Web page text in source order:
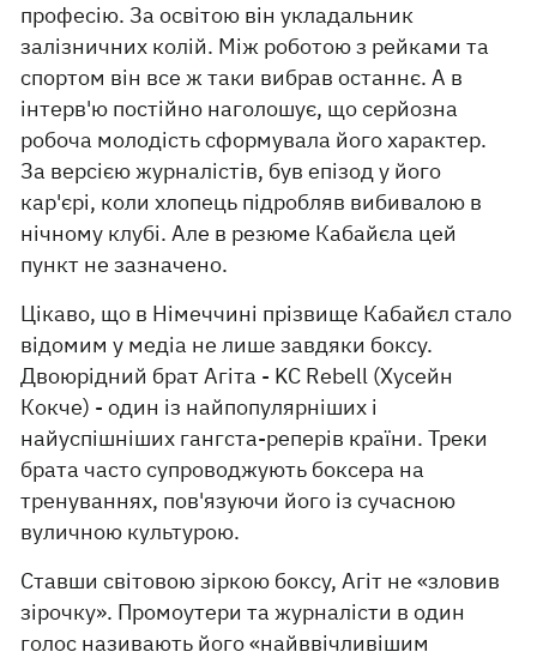
професію. За освітою він укладальник
залізничних колій. Між роботою з рейками та
спортом він все ж таки вибрав останнє. А в
інтерв'ю постійно наголошує, що серйозна
робоча молодість сформувала його характер.
За версією журналістів, був епізод у його
кар'єрі, коли хлопець підробляв вибивалою в
нічному клубі. Але в резюме Кабайєла цей
пункт не зазначено.
Цікаво, що в Німеччині прізвище Кабайєл стало
відомим у медіа не лише завдяки боксу.
Двоюрідний брат Агіта - KC Rebell (Хусейн
Кокче) - один із найпопулярніших і
найуспішніших гангста-реперів країни. Треки
брата часто супроводжують боксера на
тренуваннях, пов'язуючи його із сучасною
вуличною культурою.
Ставши світовою зіркою боксу, Агіт не «зловив
зірочку». Промоутери та журналісти в один
голос називають його «найввічливішим